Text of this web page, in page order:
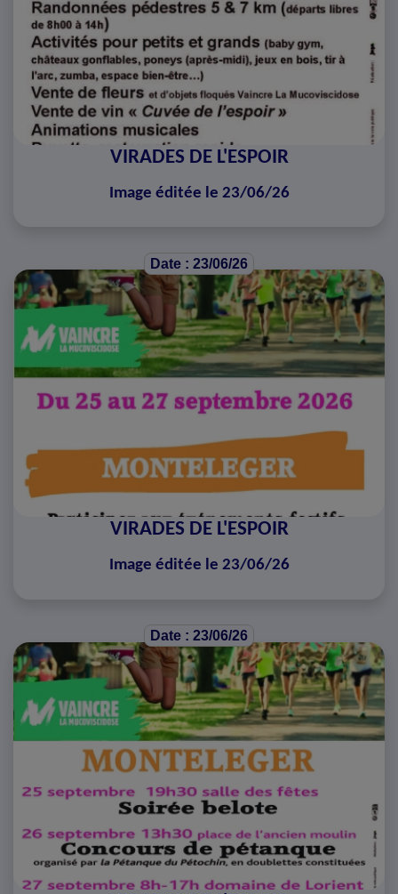
VIRADES DE L'ESPOIR
Image éditée le 23/06/26
Date : 23/06/26
VIRADES DE L'ESPOIR
Image éditée le 23/06/26
Date : 23/06/26